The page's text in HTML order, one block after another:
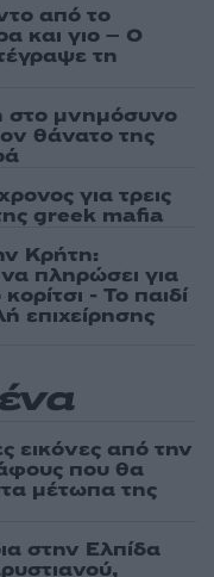
από το
και γιο – Ο
τη
στο μνημόσυνο
θάνατο της
για τρεις
greek mafia
Κρήτη:
πληρώσει για
- Το παιδί
επιχείρησης
εικόνες από την
που θα
μέτωπα της
στην Ελπίδα